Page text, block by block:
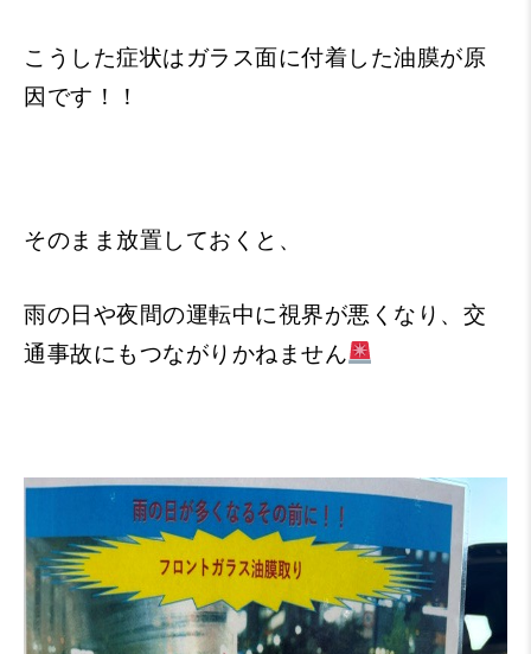
こうした症状はガラス面に付着した油膜が原
因です！！
そのまま放置しておくと、
雨の日や夜間の運転中に視界が悪くなり、交
通事故にもつながりかねません